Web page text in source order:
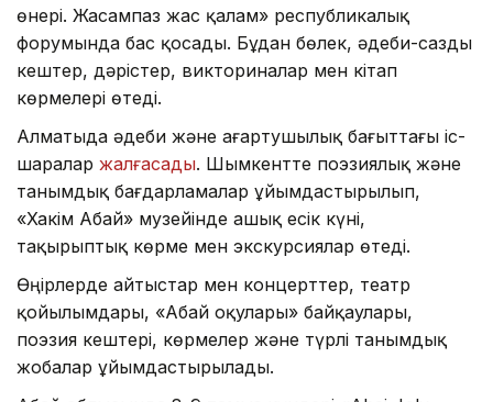
өнері. Жасампаз жас қалам» республикалық
форумында бас қосады. Бұдан бөлек, әдеби-сазды
кештер, дәрістер, викториналар мен кітап
көрмелері өтеді.
Алматыда әдеби және ағартушылық бағыттағы іс-
шаралар жалғасады. Шымкентте поэзиялық және
танымдық бағдарламалар ұйымдастырылып,
«Хакім Абай» музейінде ашық есік күні,
тақырыптық көрме мен экскурсиялар өтеді.
Өңірлерде айтыстар мен концерттер, театр
қойылымдары, «Абай оқулары» байқаулары,
поэзия кештері, көрмелер және түрлі танымдық
жобалар ұйымдастырылады.